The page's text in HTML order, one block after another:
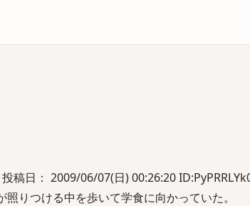
稿日： 2009/06/07(日) 00:26:20
りつける中を歩いて学食に向かっていた。